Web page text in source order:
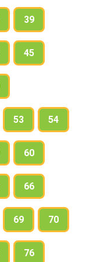
39
45
53 54
60
66
69 70
76